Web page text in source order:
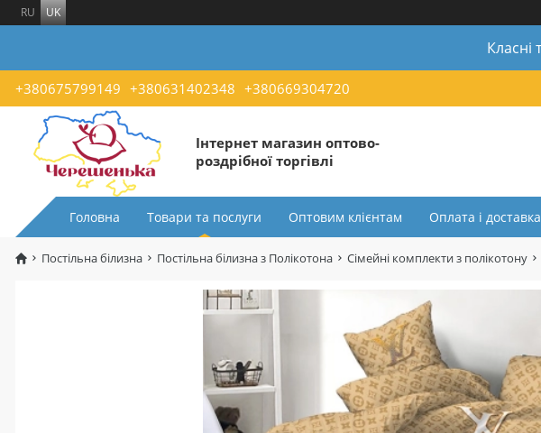
RU UK
Класні
+380675799149 +380631402348 +380669304720
Інтернет магазин оптово-
роздрібної торгівлі
Головна Товари та послуги Оптовим клієнтам Оплата і доставка
Постільна білизна Постільна білизна з Полікотона Сімейні комплекти з полікотону